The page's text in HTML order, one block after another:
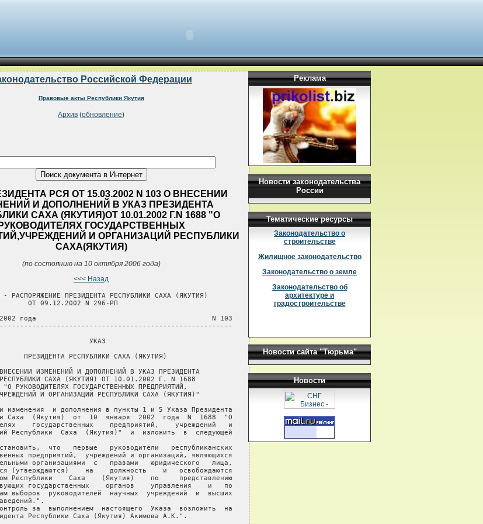
Российской Федерации
Правовые акты Республики Якутия
Архив (обновление)
РСЯ ОТ 15.03.2002 N 103 О ВНЕСЕНИИ
И ДОПОЛНЕНИЙ В УКАЗ ПРЕЗИДЕНТА
САХА (ЯКУТИЯ)ОТ 10.01.2002 Г.N 1688 "О
РУКОВОДИТЕЛЯХ ГОСУДАРСТВЕННЫХ
И ОРГАНИЗАЦИЙ РЕСПУБЛИКИ
САХА(ЯКУТИЯ)
(по состоянию на 10 октября 2006 года)
<<< Назад
- РАСПОРЯЖЕНИЕ ПРЕЗИДЕНТА РЕСПУБЛИКИ САХА (ЯКУТИЯ)
ОТ 09.12.2002 N 296-РП
года                                           N 103
УКАЗ
ПРЕЗИДЕНТА РЕСПУБЛИКИ САХА (ЯКУТИЯ)
ИЗМЕНЕНИЙ И ДОПОЛНЕНИЙ В УКАЗ ПРЕЗИДЕНТА
САХА (ЯКУТИЯ) ОТ 10.01.2002 Г. N 1688
"О РУКОВОДИТЕЛЯХ ГОСУДАРСТВЕННЫХ ПРЕДПРИЯТИЙ,
И ОРГАНИЗАЦИЙ РЕСПУБЛИКИ САХА (ЯКУТИЯ)"
изменения  и дополнения в пункты 1 и 5 Указа Президента
Саха  (Якутия)  от  10  января  2002  года  N  1688  "О
государственных    предприятий,    учреждений   и
Республики  Саха  (Якутия)"  и  изложить  в  следующей
что   первые   руководители   республиканских
предприятий,  учреждений и организаций, являющихся
организациями  с   правами   юридического   лица,
(утверждаются)    на    должность    и   освобождаются
Республики    Саха    (Якутия)    по     представлению
государственных    органов    управления    и   по
выборов  руководителей  научных  учреждений  и  высших
за  выполнением  настоящего  Указа  возложить  на
Республики Саха (Якутия) Акимова А.К.".
Реклама
Новости законодательства
России
Тематические ресурсы
Законодательство о
строительстве
Жилищное законодательство
Законодательство о земле
Законодательство об
архитектуре и
градостроительстве
Новости сайта "Тюрьма"
Новости